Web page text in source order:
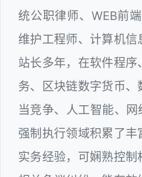
统公职律师、WEB前
维护工程师、计算机
站长多年，在软件程
务、区块链数字货币
当竞争、人工智能、
强制执行领域积累了
实务经验，可娴熟控